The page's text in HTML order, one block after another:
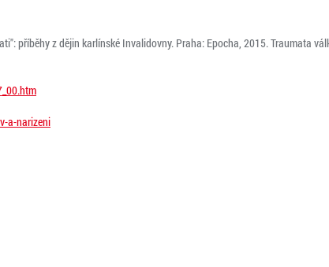
příběhy z dějin karlínské Invalidovny. Praha: Epocha, 2015. Traumata
a-narizeni